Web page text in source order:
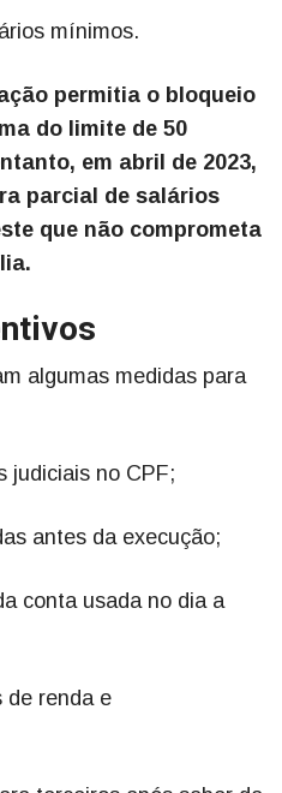
mínimos.
permitia o bloqueio
do limite de 50
em abril de 2023,
parcial de salários
que não comprometa
algumas medidas para
judiciais no CPF;
antes da execução;
conta usada no dia a
renda e